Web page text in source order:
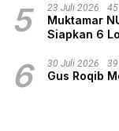
5 23 Juli 2026
Muktamar
Siapkan 6
6 30 Juli 2026
Gus Roqib